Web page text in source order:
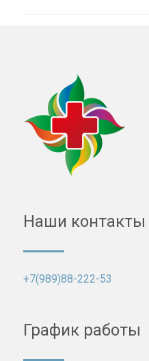
Наши контакты
+7(989)88-222-53
График работы